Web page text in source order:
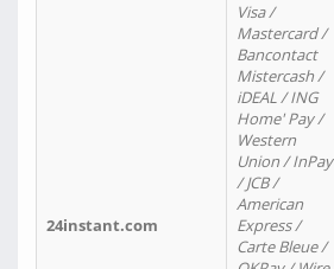
24instant.com
Visa /
Mastercard /
Bancontact
Mistercash /
iDEAL / ING
Home' Pay /
Western
Union / InPay
/ JCB /
American
Express /
Carte Bleue /